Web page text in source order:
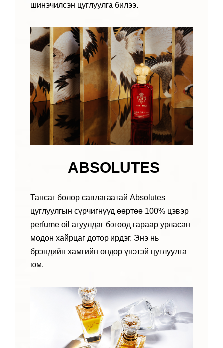
шинэчилсэн цуглуулга билээ.
ABSOLUTES
Тансаг болор савлагаатай Absolutes
цуглуулгын сүрчигнүүд өөртөө 100% цэвэр
perfume oil агуулдаг бөгөөд гараар урласан
модон хайрцаг дотор ирдэг. Энэ нь
брэндийн хамгийн өндөр үнэтэй цуглуулга
юм.